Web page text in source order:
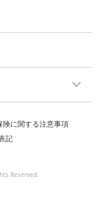
険に関する注意事項
記
Reserved.